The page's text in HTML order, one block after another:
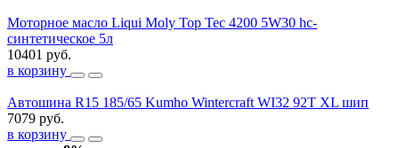
Моторное масло Liqui Moly Top Tec 4200 5W30 hc-
синтетическое 5л
10401 руб.
в корзину
Автошина R15 185/65 Kumho Wintercraft WI32 92T XL шип
7079 руб.
в корзину